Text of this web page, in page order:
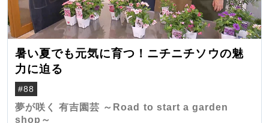
暑い夏でも元気に育つ！ニチニチソウの魅
力に迫る
#88
夢が咲く 有吉園芸 ～Road to start a garden
shop～